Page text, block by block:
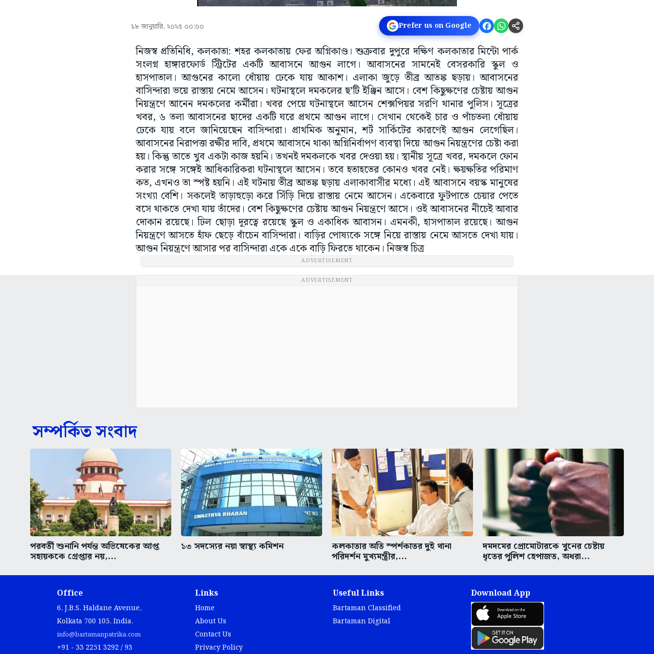
১৮ জানুয়ারি, ২০২৫ ০০:০০ Prefer us on Google
নিজস্ব প্রতিনিধি, কলকাতা: শহর কলকাতায় ফের অগ্নিকাণ্ড। শুক্রবার দুপুরে দক্ষিণ কলকাতার মিন্টো পার্ক
সংলগ্ন হাঙ্গারফোর্ড স্ট্রিটের একটি আবাসনে আগুন লাগে। আবাসনের সামনেই বেসরকারি স্কুল ও
হাসপাতাল। আগুনের কালো ধোঁয়ায় ঢেকে যায় আকাশ। এলাকা জুড়ে তীব্র আতঙ্ক ছড়ায়। আবাসনের
বাসিন্দারা ভয়ে রাস্তায় নেমে আসেন। ঘটনাস্থলে দমকলের ছ’টি ইঞ্জিন আসে। বেশ কিছুক্ষণের চেষ্টায় আগুন
নিয়ন্ত্রণে আনেন দমকলের কর্মীরা। খবর পেয়ে ঘটনাস্থলে আসেন শেক্সপিয়র সরণি থানার পুলিস। সূত্রের
খবর, ৬ তলা আবাসনের ছাদের একটি ঘরে প্রথমে আগুন লাগে। সেখান থেকেই চার ও পাঁচতলা ধোঁয়ায়
ঢেকে যায় বলে জানিয়েছেন বাসিন্দারা। প্রাথমিক অনুমান, শর্ট সার্কিটের কারণেই আগুন লেগেছিল।
আবাসনের নিরাপত্তা রক্ষীর দাবি, প্রথমে আবাসনে থাকা অগ্নিনির্বাপণ ব্যবস্থা দিয়ে আগুন নিয়ন্ত্রণের চেষ্টা করা
হয়। কিন্তু তাতে খুব একটা কাজ হয়নি। তখনই দমকলকে খবর দেওয়া হয়। স্থানীয় সূত্রে খবর, দমকলে ফোন
করার সঙ্গে সঙ্গেই আধিকারিকরা ঘটনাস্থলে আসেন। তবে হতাহতের কোনও খবর নেই। ক্ষয়ক্ষতির পরিমাণ
কত, এখনও তা স্পষ্ট হয়নি। এই ঘটনায় তীব্র আতঙ্ক ছড়ায় এলাকাবাসীর মধ্যে। এই আবাসনে বয়স্ক মানুষের
সংখ্যা বেশি। সকলেই তাড়াহুড়ো করে সিঁড়ি দিয়ে রাস্তায় নেমে আসেন। একেবারে ফুটপাতে চেয়ার পেতে
বসে থাকতে দেখা যায় তাঁদের। বেশ কিছুক্ষণের চেষ্টায় আগুন নিয়ন্ত্রণে আসে। ওই আবাসনের নীচেই আবার
দোকান রয়েছে। ঢিল ছোড়া দূরত্বে রয়েছে স্কুল ও একাধিক আবাসন। এমনকী, হাসপাতাল রয়েছে। আগুন
নিয়ন্ত্রণে আসতে হাঁফ ছেড়ে বাঁচেন বাসিন্দারা। বাড়ির পোষ্যকে সঙ্গে নিয়ে রাস্তায় নেমে আসতে দেখা যায়।
আগুন নিয়ন্ত্রণে আসার পর বাসিন্দারা একে একে বাড়ি ফিরতে থাকেন। নিজস্ব চিত্র
ADVERTISEMENT
ADVERTISEMENT
সম্পর্কিত সংবাদ
পরবর্তী শুনানি পর্যন্ত অভিষেকের আপ্ত
সহায়ককে গ্রেপ্তার নয়,...
১৩ সদস্যের নয়া স্বাস্থ্য কমিশন কলকাতার অতি স্পর্শকাতর দুই থানা
পরিদর্শন মুখ্যমন্ত্রীর,...
দমদমের প্রোমোটারকে খুনের চেষ্টায়
ধৃতের পুলিশ হেপাজত, অধরা...
Office
6, J.B.S. Haldane Avenue,
Kolkata 700 105, India.
info@bartamanpatrika.com
+91 - 33 2251 3292 / 93
Links
Home
About Us
Contact Us
Privacy Policy
Useful Links
Bartaman Classified
Bartaman Digital
Download App